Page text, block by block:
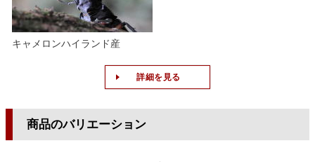
キャメロンハイランド産
詳細を見る
商品のバリエーション